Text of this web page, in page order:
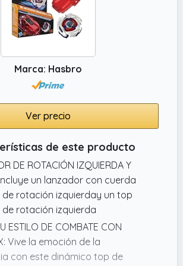
(Solo compatible con el
X)
Marca: Hasbro
Ver precio
de este producto
DE ROTACIÓN IZQUIERDA Y
un lanzador con cuerda
de rotación izquierday un top
de rotación izquierda
ESTILO DE COMBATE CON
Vive la emoción de la
con este dinámico top de